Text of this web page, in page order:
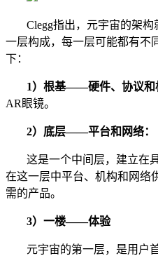
Clegg指出，元宇宙的架
一层构成，每一层可能都有不
下：
1）根基——硬件、协议和
AR眼镜。
2）底层——平台和网络：
这是一个中间层，建立在
在这一层中平台、机构和网络
需的产品。
3）一楼——体验
元宇宙的第一层，是用户